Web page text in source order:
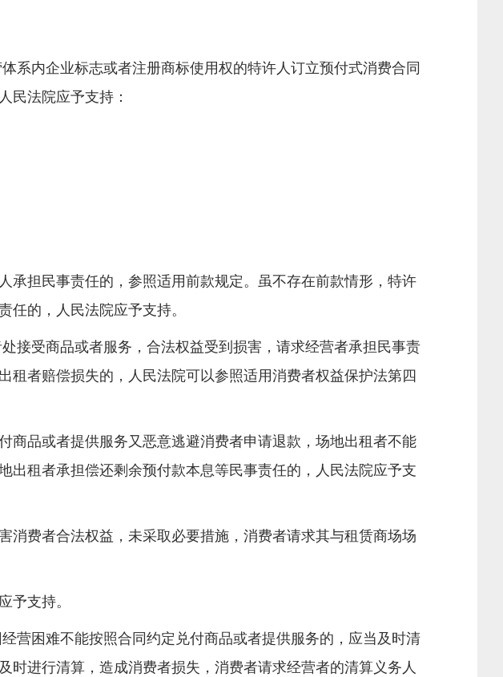
系内企业标志或者注册商标使用权的特许人订立预付式消费合同
民法院应予支持：
担民事责任的，参照适用前款规定。虽不存在前款情形，特许
任的，人民法院应予支持。
接受商品或者服务，合法权益受到损害，请求经营者承担民事责
者赔偿损失的，人民法院可以参照适用消费者权益保护法第四
品或者提供服务又恶意逃避消费者申请退款，场地出租者不能
租者承担偿还剩余预付款本息等民事责任的，人民法院应予支
费者合法权益，未采取必要措施，消费者请求其与租赁商场场
支持。
营困难不能按照合同约定兑付商品或者提供服务的，应当及时清
进行清算，造成消费者损失，消费者请求经营者的清算义务人